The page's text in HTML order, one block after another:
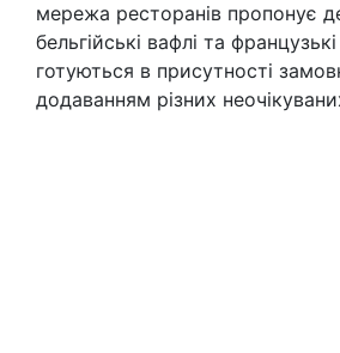
мережа ресторанів пропонує
бельгійські вафлі та
готуються в присутності
додаванням різних